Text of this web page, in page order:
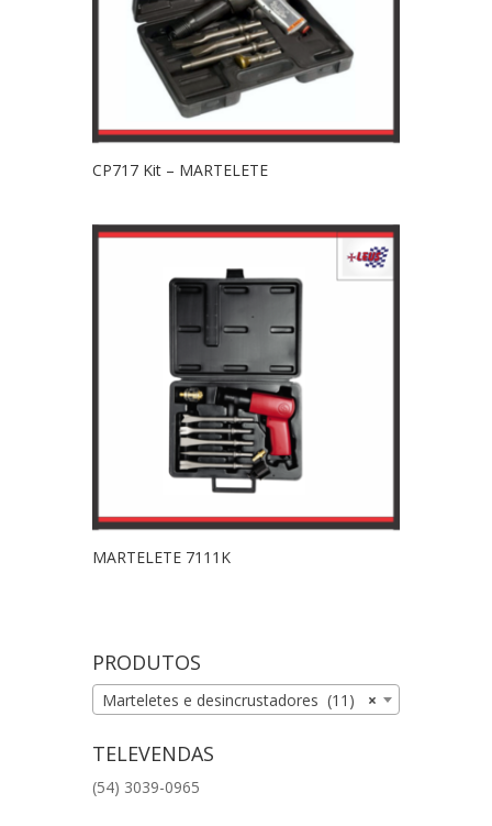
CP717 Kit – MARTELETE
MARTELETE 7111K
PRODUTOS
×
Marteletes e desincrustadores (11)
TELEVENDAS
(54) 3039-0965